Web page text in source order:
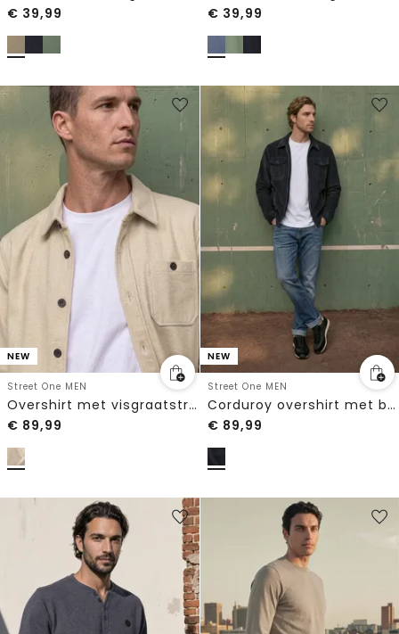
€ 39,99
€ 39,99
NEW
Street One MEN
Overshirt met visgraatstructuur
€ 89,99
NEW
Street One MEN
Corduroy overshirt met borstzakken
€ 89,99